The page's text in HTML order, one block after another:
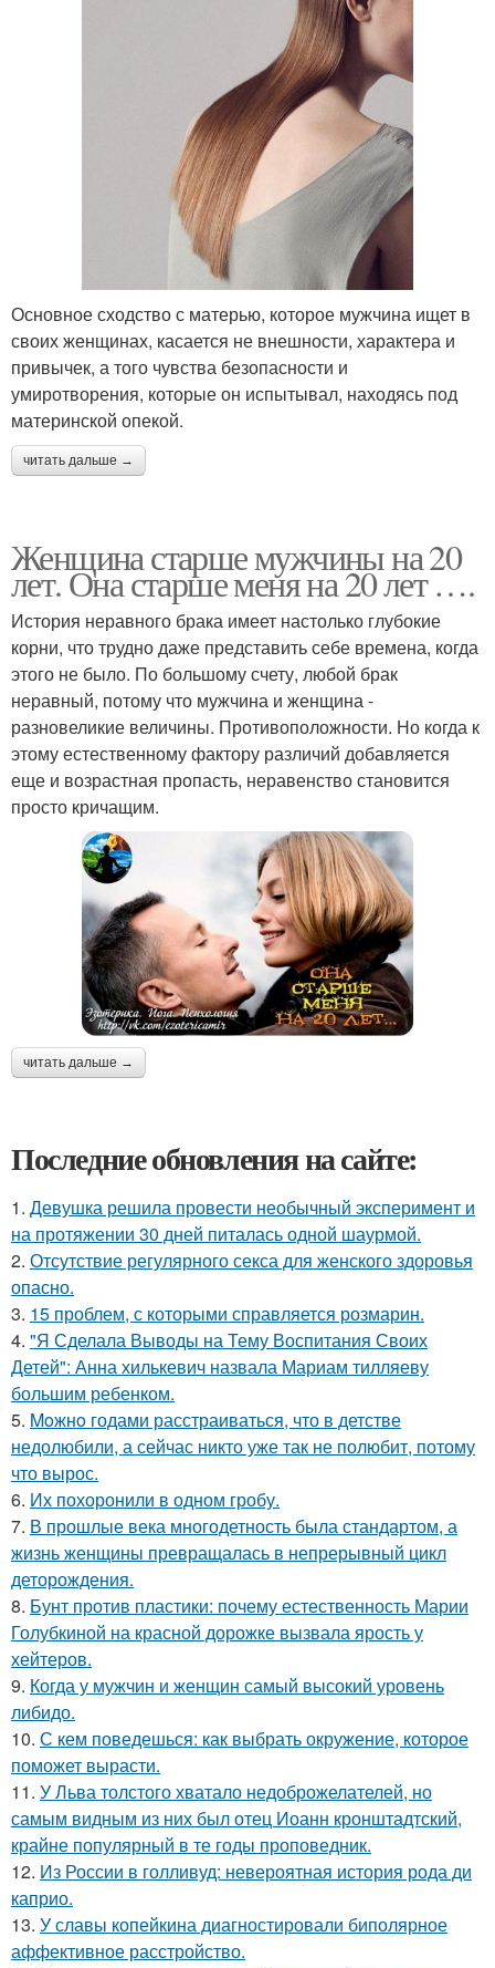
Основное сходство с матерью, которое мужчина ищет в
своих женщинах, касается не внешности, характера и
привычек, а того чувства безопасности и
умиротворения, которые он испытывал, находясь под
материнской опекой.
читать дальше →
Женщина старше мужчины на 20
лет. Она старше меня на 20 лет ….
История неравного брака имеет настолько глубокие
корни, что трудно даже представить себе времена, когда
этого не было. По большому счету, любой брак
неравный, потому что мужчина и женщина -
разновеликие величины. Противоположности. Но когда к
этому естественному фактору различий добавляется
еще и возрастная пропасть, неравенство становится
просто кричащим.
читать дальше →
Последние обновления на сайте:
1. Девушка решила провести необычный эксперимент и
на протяжении 30 дней питалась одной шаурмой.
2. Отсутствие регулярного секса для женского здоровья
опасно.
3. 15 проблем, с которыми справляется розмарин.
4. "Я Сделала Выводы на Тему Воспитания Своих
Детей": Анна хилькевич назвала Мариам тилляеву
большим ребенком.
5. Moжнo годами расстраиваться, что в детстве
недолюбили, а сейчас никто уже так не полюбит, потому
что вырос.
6. Их похоронили в одном гробу.
7. В прошлые века многодетность была стандартом, а
жизнь женщины превращалась в непрерывный цикл
деторождения.
8. Бунт против пластики: почему естественность Марии
Голубкиной на красной дорожке вызвала ярость у
хейтеров.
9. Когда у мужчин и женщин самый высокий уровень
либидо.
10. С кем поведешься: как выбрать окружение, которое
поможет вырасти.
11. У Льва толстого хватало недоброжелателей, но
самым видным из них был отец Иоанн кронштадтский,
крайне популярный в те годы проповедник.
12. Из России в голливуд: невероятная история рода ди
каприо.
13. У славы копейкина диагностировали биполярное
аффективное расстройство.